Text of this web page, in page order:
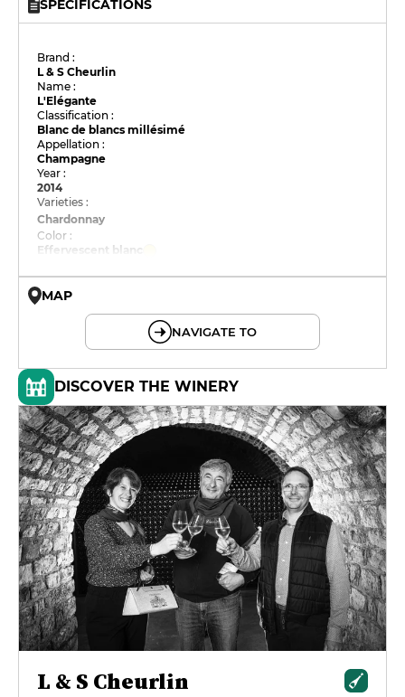
SPECIFICATIONS
Brand :
L & S Cheurlin
Name :
L'Elégante
Classification :
Blanc de blancs millésimé
Appellation :
Champagne
Year :
2014
Varieties :
Chardonnay
Color :
Effervescent blanc
MAP
NAVIGATE TO
DISCOVER THE WINERY
L & S Cheurlin